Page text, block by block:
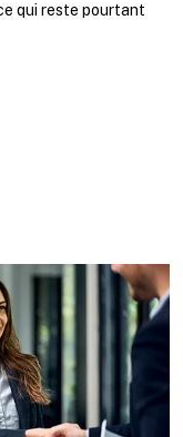
qui reste pourtant